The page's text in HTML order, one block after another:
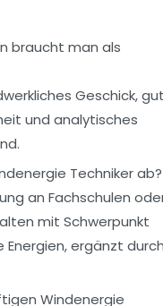
braucht man als
Geschick,
und analytisches
Techniker ab?
an Fachschulen
mit Schwerpunkt
Energien, ergänzt
Windenergie